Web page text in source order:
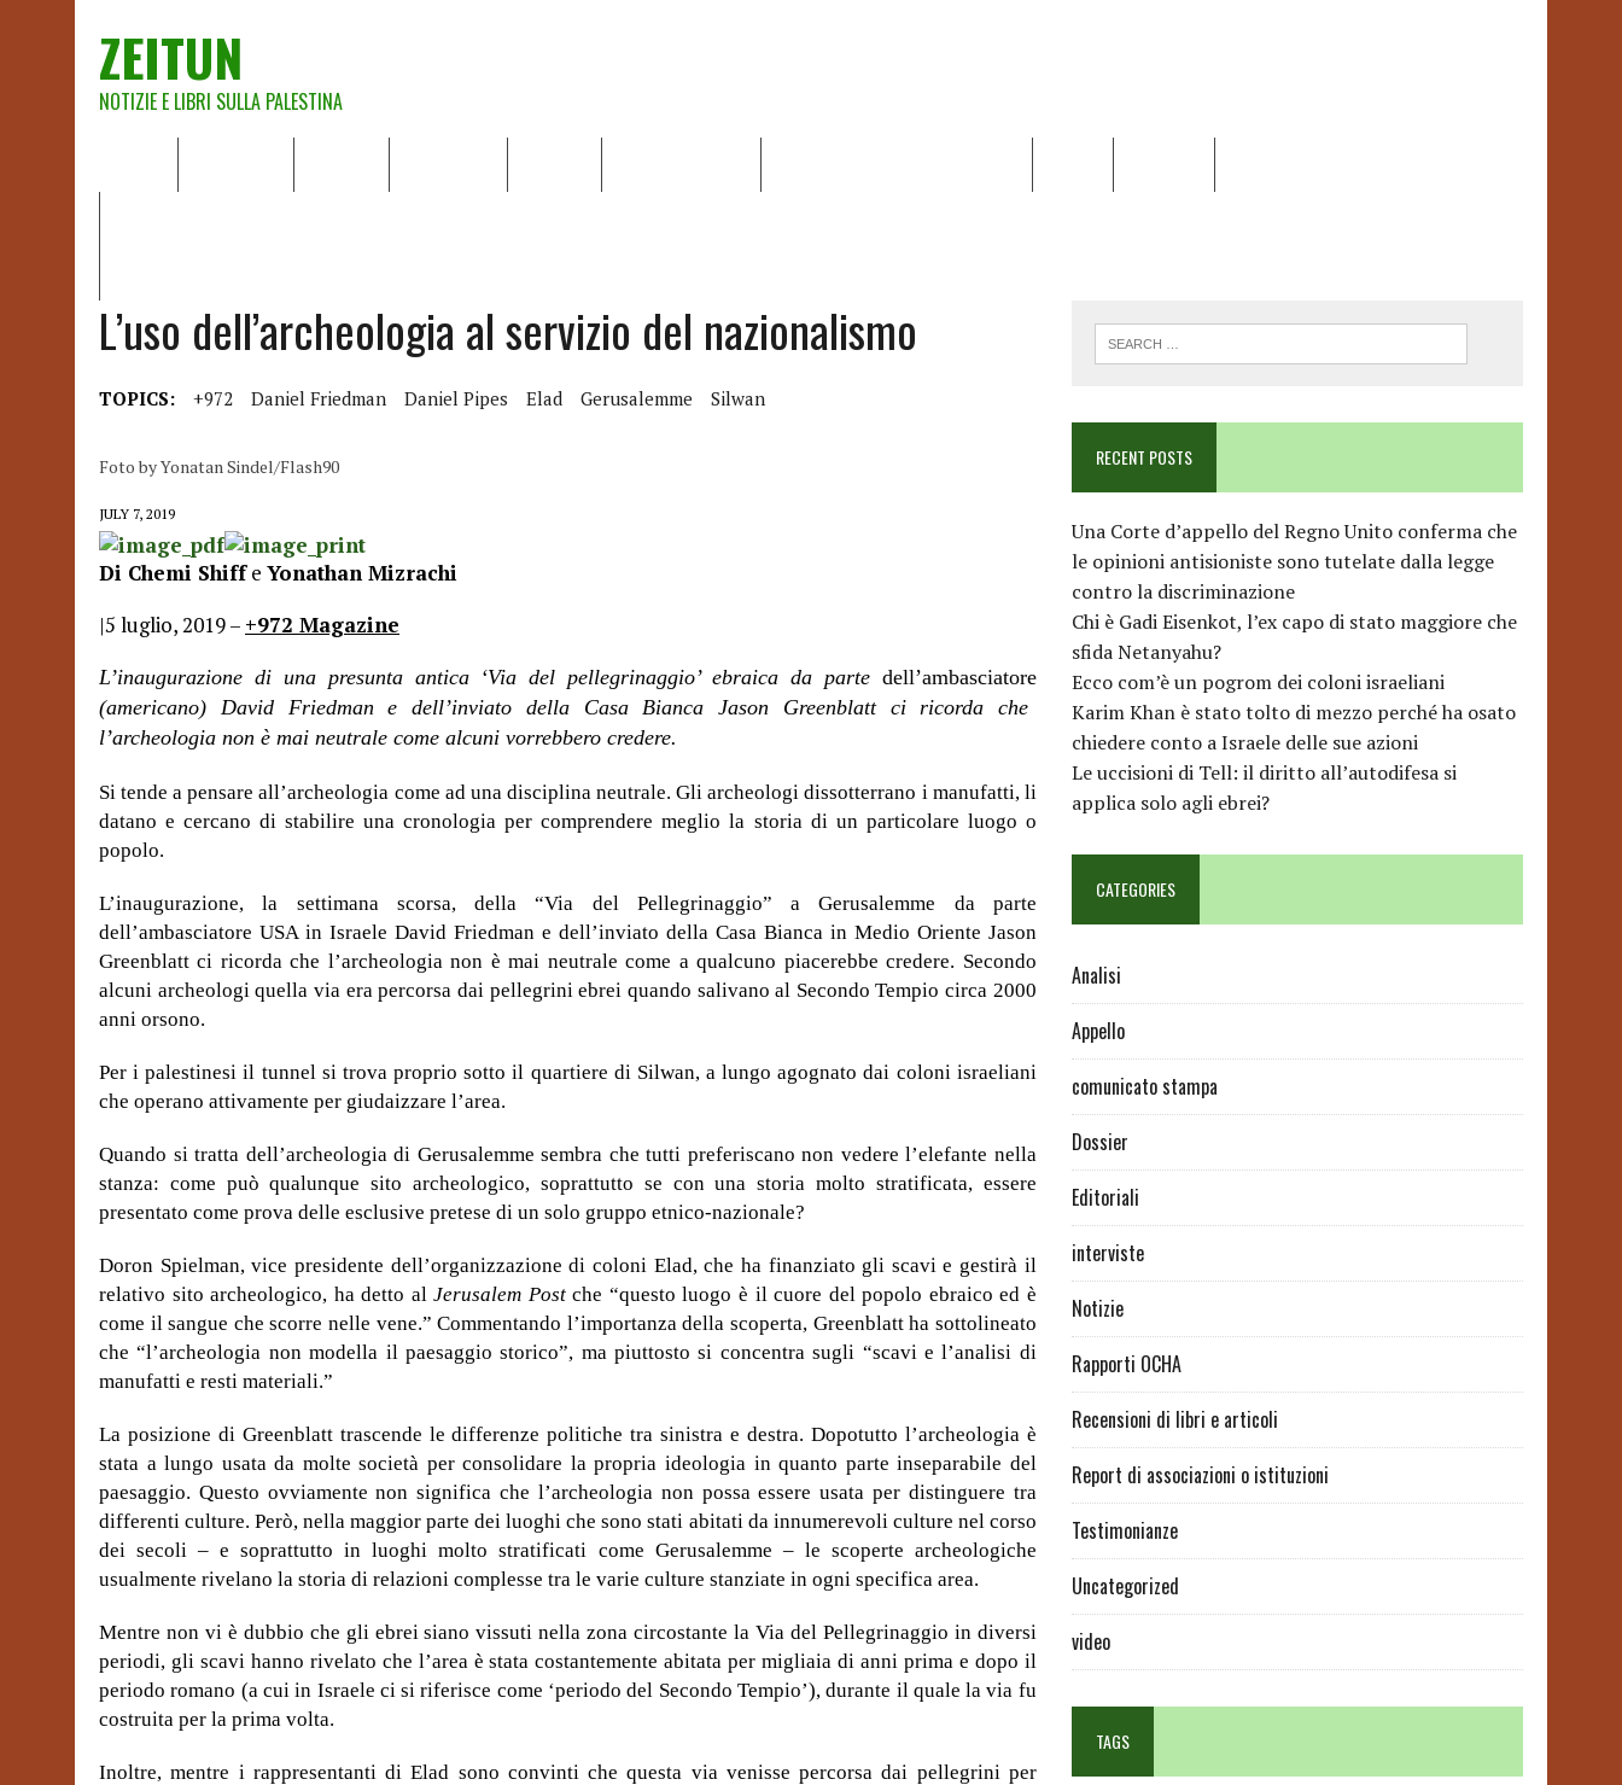
ZEITUN
NOTIZIE E LIBRI SULLA PALESTINA
L’uso dell’archeologia al servizio del nazionalismo
TOPICS: +972 Daniel Friedman Daniel Pipes Elad Gerusalemme Silwan
Foto by Yonatan Sindel/Flash90
JULY 7, 2019
Di Chemi Shiffe Yonathan Mizrachi
|5 luglio, 2019 – +972 Magazine
L’inaugurazione di una presunta antica ‘Via del pellegrinaggio’ ebraica da parte dell’ambasciatore
(americano) David Friedman e dell’inviato della Casa Bianca Jason Greenblatt ci ricorda che
l’archeologia non è mai neutrale come alcuni vorrebbero credere.
Si tende a pensare all’archeologia come ad una disciplina neutrale. Gli archeologi dissotterrano i manufatti, li
datano e cercano di stabilire una cronologia per comprendere meglio la storia di un particolare luogo o
popolo.
L’inaugurazione, la settimana scorsa, della “Via del Pellegrinaggio” a Gerusalemme da parte
dell’ambasciatore USA in Israele David Friedman e dell’inviato della Casa Bianca in Medio Oriente Jason
Greenblatt ci ricorda che l’archeologia non è mai neutrale come a qualcuno piacerebbe credere. Secondo
alcuni archeologi quella via era percorsa dai pellegrini ebrei quando salivano al Secondo Tempio circa 2000
anni orsono.
Per i palestinesi il tunnel si trova proprio sotto il quartiere di Silwan, a lungo agognato dai coloni israeliani
che operano attivamente per giudaizzare l’area.
Quando si tratta dell’archeologia di Gerusalemme sembra che tutti preferiscano non vedere l’elefante nella
stanza: come può qualunque sito archeologico, soprattutto se con una storia molto stratificata, essere
presentato come prova delle esclusive pretese di un solo gruppo etnico-nazionale?
Doron Spielman, vice presidente dell’organizzazione di coloni Elad, che ha finanziato gli scavi e gestirà il
relativo sito archeologico, ha detto alJerusalem Postche “questo luogo è il cuore del popolo ebraico ed è
come il sangue che scorre nelle vene.” Commentando l’importanza della scoperta, Greenblatt ha sottolineato
che “l’archeologia non modella il paesaggio storico”, ma piuttosto si concentra sugli “scavi e l’analisi di
manufatti e resti materiali.”
La posizione di Greenblatt trascende le differenze politiche tra sinistra e destra. Dopotutto l’archeologia è
stata a lungo usata da molte società per consolidare la propria ideologia in quanto parte inseparabile del
paesaggio. Questo ovviamente non significa che l’archeologia non possa essere usata per distinguere tra
differenti culture. Però, nella maggior parte dei luoghi che sono stati abitati da innumerevoli culture nel corso
dei secoli – e soprattutto in luoghi molto stratificati come Gerusalemme – le scoperte archeologiche
usualmente rivelano la storia di relazioni complesse tra le varie culture stanziate in ogni specifica area.
Mentre non vi è dubbio che gli ebrei siano vissuti nella zona circostante la Via del Pellegrinaggio in diversi
periodi, gli scavi hanno rivelato che l’area è stata costantemente abitata per migliaia di anni prima e dopo il
periodo romano (a cui in Israele ci si riferisce come ‘periodo del Secondo Tempio’), durante il quale la via fu
costruita per la prima volta.
Inoltre, mentre i rappresentanti di Elad sono convinti che questa via venisse percorsa dai pellegrini per
RECENT POSTS
Una Corte d’appello del Regno Unito conferma che
le opinioni antisioniste sono tutelate dalla legge
contro la discriminazione
Chi è Gadi Eisenkot, l’ex capo di stato maggiore che
sfida Netanyahu?
Ecco com’è un pogrom dei coloni israeliani
Karim Khan è stato tolto di mezzo perché ha osato
chiedere conto a Israele delle sue azioni
Le uccisioni di Tell: il diritto all’autodifesa si
applica solo agli ebrei?
CATEGORIES
Analisi
Appello
comunicato stampa
Dossier
Editoriali
interviste
Notizie
Rapporti OCHA
Recensioni di libri e articoli
Report di associazioni o istituzioni
Testimonianze
Uncategorized
video
TAGS